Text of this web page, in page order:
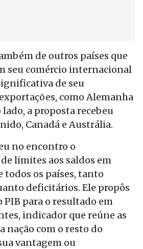
de outros países que
seu comércio internacional
de seu
como Alemanha
lado, a proposta recebeu
Canadá e Austrália.
no encontro o
limites aos saldos em
todos os países, tanto
deficitários. Ele propôs
PIB para o resultado em
indicador que reúne as
nação com o resto do
vantagem ou